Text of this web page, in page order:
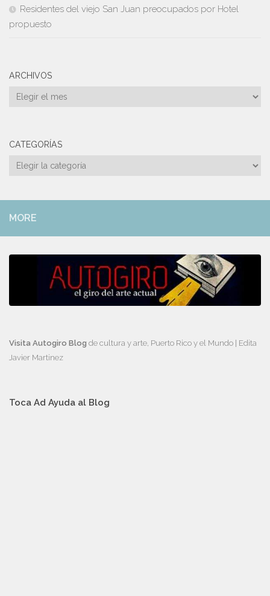
Residentes del viejo San Juan preocupados por Hotel
propuesto
ARCHIVOS
Archivos
CATEGORÍAS
Categorías
MORE
Visita Autogiro Blog de cultura y arte, Puerto Rico y el Mundo | Edita
Javier Martinez
Toca Ad Ayuda al Blog